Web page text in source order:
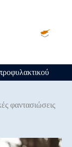
φαντασιώσεις